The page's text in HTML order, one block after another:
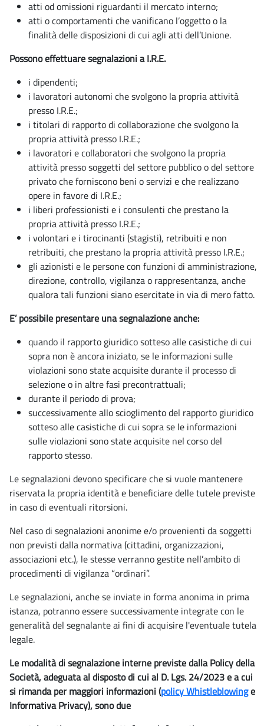
atti od omissioni riguardanti il mercato interno;
atti o comportamenti che vanificano l’oggetto o la
finalità delle disposizioni di cui agli atti dell’Unione.
Possono effettuare segnalazioni a I.R.E.
i dipendenti;
i lavoratori autonomi che svolgono la propria attività
presso I.R.E.;
i titolari di rapporto di collaborazione che svolgono la
propria attività presso I.R.E.;
i lavoratori e collaboratori che svolgono la propria
attività presso soggetti del settore pubblico o del settore
privato che forniscono beni o servizi e che realizzano
opere in favore di I.R.E.;
i liberi professionisti e i consulenti che prestano la
propria attività presso I.R.E.;
i volontari e i tirocinanti (stagisti), retribuiti e non
retribuiti, che prestano la propria attività presso I.R.E.;
gli azionisti e le persone con funzioni di amministrazione,
direzione, controllo, vigilanza o rappresentanza, anche
qualora tali funzioni siano esercitate in via di mero fatto.
E’ possibile presentare una segnalazione anche:
quando il rapporto giuridico sotteso alle casistiche di cui
sopra non è ancora iniziato, se le informazioni sulle
violazioni sono state acquisite durante il processo di
selezione o in altre fasi precontrattuali;
durante il periodo di prova;
successivamente allo scioglimento del rapporto giuridico
sotteso alle casistiche di cui sopra se le informazioni
sulle violazioni sono state acquisite nel corso del
rapporto stesso.
Le segnalazioni devono specificare che si vuole mantenere
riservata la propria identità e beneficiare delle tutele previste
in caso di eventuali ritorsioni.
Nel caso di segnalazioni anonime e/o provenienti da soggetti
non previsti dalla normativa (cittadini, organizzazioni,
associazioni etc.), le stesse verranno gestite nell’ambito di
procedimenti di vigilanza “ordinari”.
Le segnalazioni, anche se inviate in forma anonima in prima
istanza, potranno essere successivamente integrate con le
generalità del segnalante ai fini di acquisire l'eventuale tutela
legale.
Le modalità di segnalazione interne previste dalla Policy della
Società, adeguata al disposto di cui al D. Lgs. 24/2023 e a cui
si rimanda per maggiori informazioni (policy Whistleblowinge
Informativa Privacy), sono due